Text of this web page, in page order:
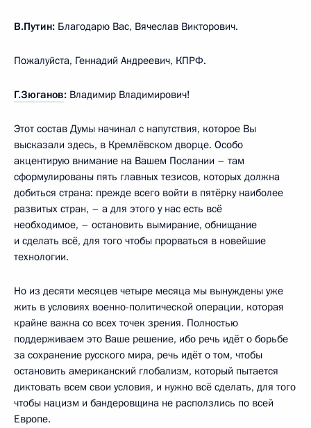
В.Путин: Благодарю Вас, Вячеслав Викторович.
Пожалуйста, Геннадий Андреевич, КПРФ.
Г.Зюганов: Владимир Владимирович!
Этот состав Думы начинал с напутствия, которое Вы
высказали здесь, в Кремлёвском дворце. Особо
акцентирую внимание на Вашем Послании – там
сформулированы пять главных тезисов, которых должна
добиться страна: прежде всего войти в пятёрку наиболее
развитых стран, – а для этого у нас есть всё
необходимое, – остановить вымирание, обнищание
и сделать всё, для того чтобы прорваться в новейшие
технологии.
Но из десяти месяцев четыре месяца мы вынуждены уже
жить в условиях военно-политической операции, которая
крайне важна со всех точек зрения. Полностью
поддерживаем это Ваше решение, ибо речь идёт о борьбе
за сохранение русского мира, речь идёт о том, чтобы
остановить американский глобализм, который пытается
диктовать всем свои условия, и нужно всё сделать, для того
чтобы нацизм и бандеровщина не расползлись по всей
Европе.